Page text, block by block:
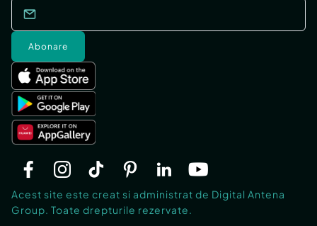
Abonare
Acest site este creat si administrat de Digital Antena
Group. Toate drepturile rezervate.